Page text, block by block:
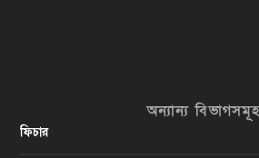
অন্যান্য বিভাগসমূহ
ফিচার